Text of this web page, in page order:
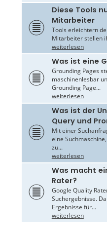
Diese Tools
Mitarbeiter
Tools erleichtern
Mitarbeiter stellen
weiterlesen
Was ist eine
Grounding Pages
maschinenlesbar
Grounding Page...
weiterlesen
Was ist der
Query und
Mit einer
eine
zu...
weiterlesen
Was macht
Rater?
Google Quality
Suchergebnisse.
Ergebnisse für...
weiterlesen